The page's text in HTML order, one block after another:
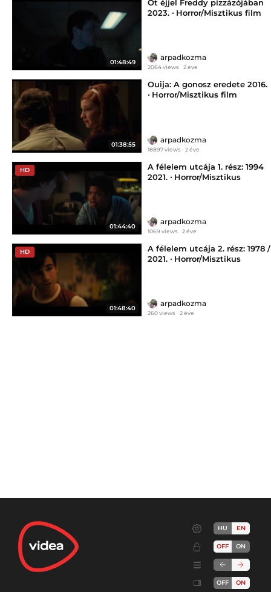
01:48:49
Öt éjjel Freddy pizzázójában
2023. ‧ Horror/Misztikus film
arpadkozma
2064 views 2 éve
01:38:55
Ouija: A gonosz eredete 2016.
‧ Horror/Misztikus film
arpadkozma
18897 views 2 éve
HD
01:44:40
A félelem utcája 1. rész: 1994
2021. ‧ Horror/Misztikus
arpadkozma
1069 views 2 éve
HD
01:48:40
A félelem utcája 2. rész: 1978 /
2021. ‧ Horror/Misztikus
arpadkozma
260 views 2 éve
HU EN
OFF ON
OFF ON